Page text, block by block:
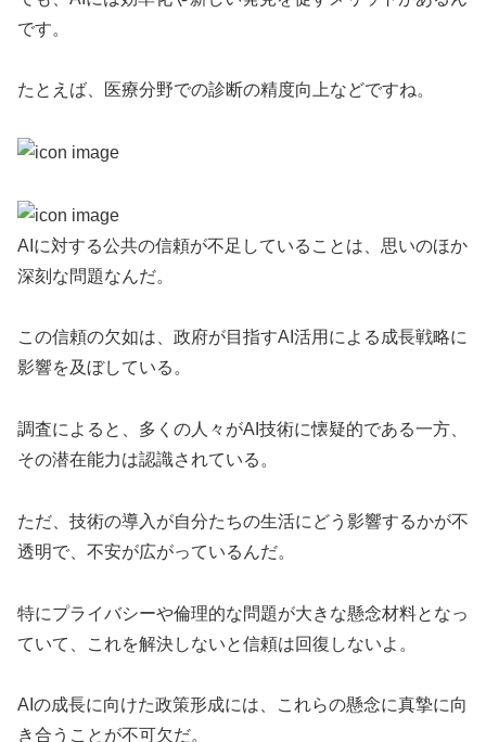
です。
たとえば、医療分野での診断の精度向上などですね。
AIに対する公共の信頼が不足していることは、思いのほか
深刻な問題なんだ。
この信頼の欠如は、政府が目指すAI活用による成長戦略に
影響を及ぼしている。
調査によると、多くの人々がAI技術に懐疑的である一方、
その潜在能力は認識されている。
ただ、技術の導入が自分たちの生活にどう影響するかが不
透明で、不安が広がっているんだ。
特にプライバシーや倫理的な問題が大きな懸念材料となっ
ていて、これを解決しないと信頼は回復しないよ。
AIの成長に向けた政策形成には、これらの懸念に真摯に向
き合うことが不可欠だ。